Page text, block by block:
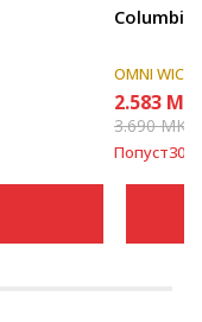
Columbia
OMNI WICK
2.583
3.690MKD
Попуст30